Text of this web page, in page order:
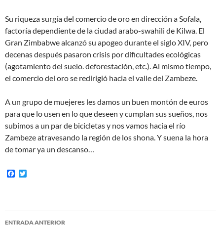
Su riqueza surgía del comercio de oro en dirección a Sofala,
factoría dependiente de la ciudad arabo-swahili de Kilwa. El
Gran Zimbabwe alcanzó su apogeo durante el siglo XIV, pero
decenas después pasaron crisis por dificultades ecológicas
(agotamiento del suelo. deforestación, etc.). Al mismo tiempo,
el comercio del oro se redirigió hacia el valle del Zambeze.
A un grupo de muejeres les damos un buen montón de euros
para que lo usen en lo que deseen y cumplan sus sueños, nos
subimos a un par de bicicletas y nos vamos hacia el río
Zambeze atravesando la región de los shona. Y suena la hora
de tomar ya un descanso…
F
o
o
e
r
Navegación
ENTRADA ANTERIOR